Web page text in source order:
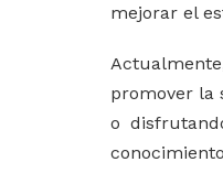
mejorar el
promover la
o